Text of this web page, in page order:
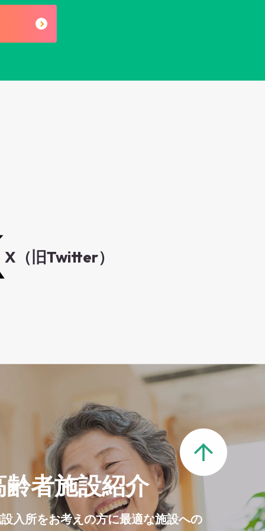
X（旧Twitter）
齢者施設紹介
入所をお考えの方に最適な施設への